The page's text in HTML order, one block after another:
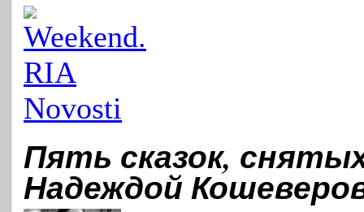
Пять сказок,
Надеждой